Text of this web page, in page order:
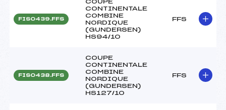
FIS0439.FFS
COUPE
CONTINENTALE
COMBINE
NORDIQUE
(GUNDERSEN)
HS94/10
FFS
FIS0438.FFS
COUPE
CONTINENTALE
COMBINE
NORDIQUE
(GUNDERSEN)
HS127/10
FFS